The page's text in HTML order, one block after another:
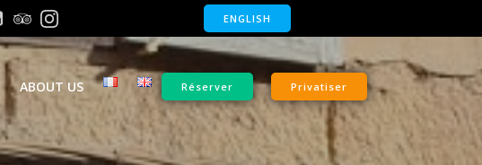
ENGLISH
ABOUT US Réserver Privatiser